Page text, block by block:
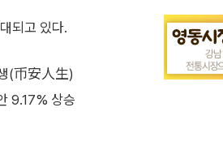
되고 있다.
(币安人生)
9.17% 상승